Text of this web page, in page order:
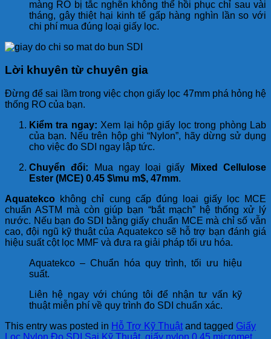
màng RO bị tắc nghẽn không thể hồi phục chỉ sau vài
tháng, gây thiệt hại kinh tế gấp hàng nghìn lần so với
chi phí mua đúng loại giấy lọc.
Lời khuyên từ chuyên gia
Đừng để sai lầm trong việc chọn giấy lọc 47mm phá hỏng hệ
thống RO của bạn.
Kiểm tra ngay: Xem lại hộp giấy lọc trong phòng Lab
của bạn. Nếu trên hộp ghi “Nylon”, hãy dừng sử dụng
cho việc đo SDI ngay lập tức.
Chuyển đổi: Mua ngay loại giấy
Mixed Cellulose
Ester (MCE) 0.45 $\mu m$, 47mm.
Aquatekco không chỉ cung cấp đúng loại giấy lọc MCE
chuẩn ASTM mà còn giúp bạn “bắt mạch” hệ thống xử lý
nước. Nếu bạn đo SDI bằng giấy chuẩn MCE mà chỉ số vẫn
cao, đội ngũ kỹ thuật của Aquatekco sẽ hỗ trợ bạn đánh giá
hiệu suất cột lọc MMF và đưa ra giải pháp tối ưu hóa.
Aquatekco – Chuẩn hóa quy trình, tối ưu hiệu
suất.
Liên hệ ngay với chúng tôi để nhận tư vấn kỹ
thuật miễn phí về quy trình đo SDI chuẩn xác.
This entry was posted in Hỗ Trợ Kỹ Thuật and tagged Giấy